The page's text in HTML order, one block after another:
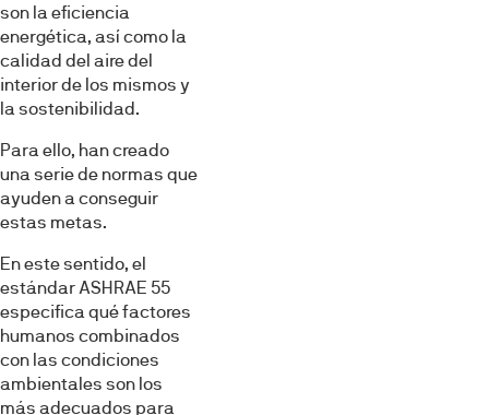
son la eficiencia
energética, así como la
calidad del aire del
interior de los mismos y
la sostenibilidad.
Para ello, han creado
una serie de normas que
ayuden a conseguir
estas metas.
En este sentido, el
estándar ASHRAE 55
especifica qué factores
humanos combinados
con las condiciones
ambientales son los
más adecuados para